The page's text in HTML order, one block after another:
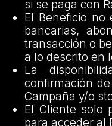
si se paga con
El Beneficio no
bancarias,
transacción o
a lo descrito en
La
confirmación
Campaña y/o
El Cliente solo
para acceder al